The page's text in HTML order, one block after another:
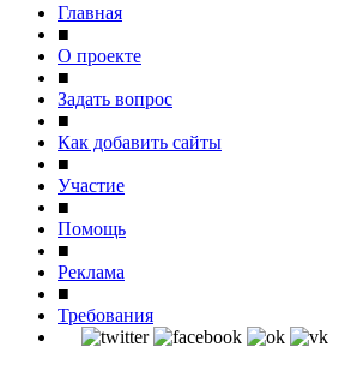
Главная
■
О проекте
■
Задать вопрос
■
Как добавить сайты
■
Участие
■
Помощь
■
Реклама
■
Требования